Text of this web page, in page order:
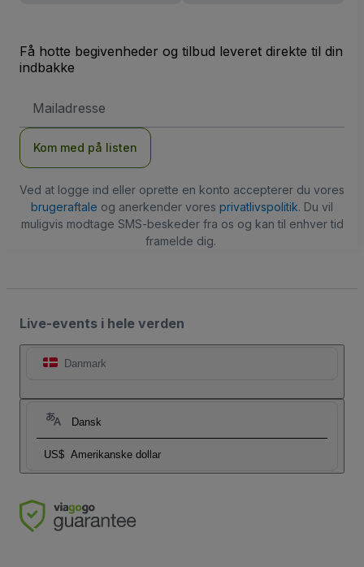
Få hotte begivenheder og tilbud leveret direkte til din
indbakke
adresse
Kom med på listen
Ved at logge ind eller oprette en konto accepterer du vores
brugeraftale og anerkender vores privatlivspolitik. Du vil
muligvis modtage SMS-beskeder fra os og kan til enhver tid
framelde dig.
Live-events i hele verden
Danmark
Dansk
US$ Amerikanske dollar